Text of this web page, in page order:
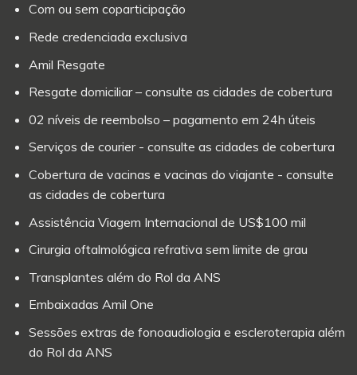
Com ou sem coparticipação
Rede credenciada exclusiva
Amil Resgate
Resgate domiciliar – consulte as cidades de cobertura
02 níveis de reembolso – pagamento em 24h úteis
Serviços de courier - consulte as cidades de cobertura
Cobertura de vacinas e vacinas do viajante - consulte
as cidades de cobertura
Assistência Viagem Internacional de US$100 mil
Cirurgia oftalmológica refrativa sem limite de grau
Transplantes além do Rol da ANS
Embaixadas Amil One
Sessões extras de fonoaudiologia e escleroterapia além
do Rol da ANS